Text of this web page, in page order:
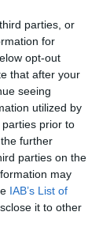
parties, or
for
opt-out
that after your
seeing
utilized by
prior to
further
parties on the
may
IAB’s List of
it to other
cualquier duda
el dirigente que
del Gobierno
a las
para octubre. Lo
que ha